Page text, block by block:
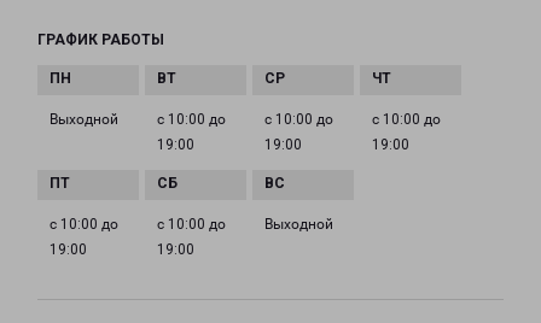
ГРАФИК РАБОТЫ
Выходной
с 10:00 до
19:00
с 10:00 до
19:00
с 10:00 до
19:00
с 10:00 до
19:00
с 10:00 до
19:00
Выходной